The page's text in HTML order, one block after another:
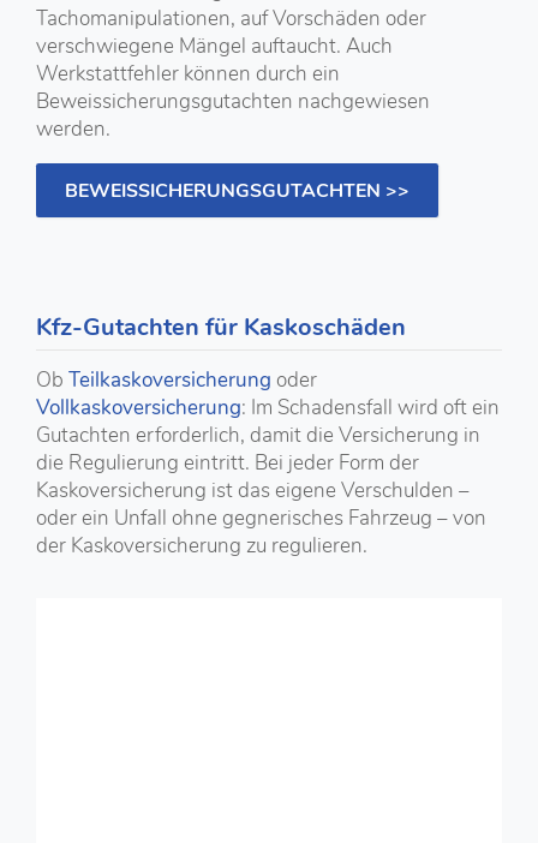
Tachomanipulationen, auf Vorschäden oder
verschwiegene Mängel auftaucht. Auch
Werkstattfehler können durch ein
Beweissicherungsgutachten nachgewiesen
werden.
BEWEISSICHERUNGSGUTACHTEN >>
Kfz-Gutachten für Kaskoschäden
Ob Teilkaskoversicherung oder
Vollkaskoversicherung: Im Schadensfall wird oft ein
Gutachten erforderlich, damit die Versicherung in
die Regulierung eintritt. Bei jeder Form der
Kaskoversicherung ist das eigene Verschulden –
oder ein Unfall ohne gegnerisches Fahrzeug – von
der Kaskoversicherung zu regulieren.